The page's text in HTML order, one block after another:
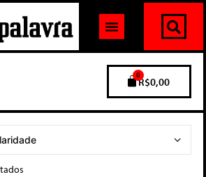
R$0,00
0